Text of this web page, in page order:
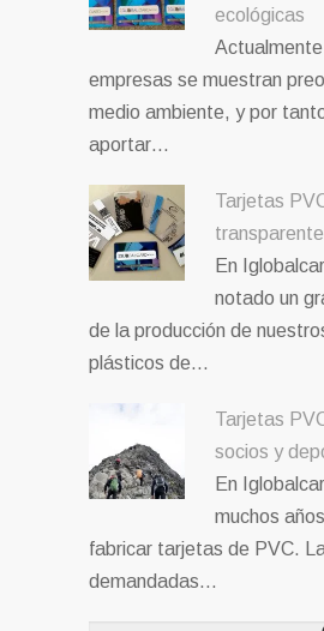
ecológicas
empresas se muestran
medio ambiente, y por
aportar…
Tarjetas
En
notado un
de la producción de
plásticos de…
Tarjetas
socios y
En
muchos
fabricar tarjetas de PVC.
demandadas…